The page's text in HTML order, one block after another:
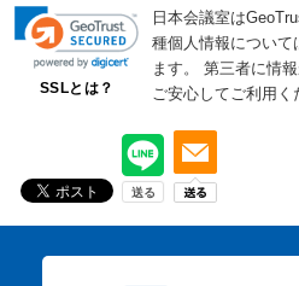
SSLとは？
日本会議室は
種個人情報について
ます。
第三者に情
ご安心してご利用く